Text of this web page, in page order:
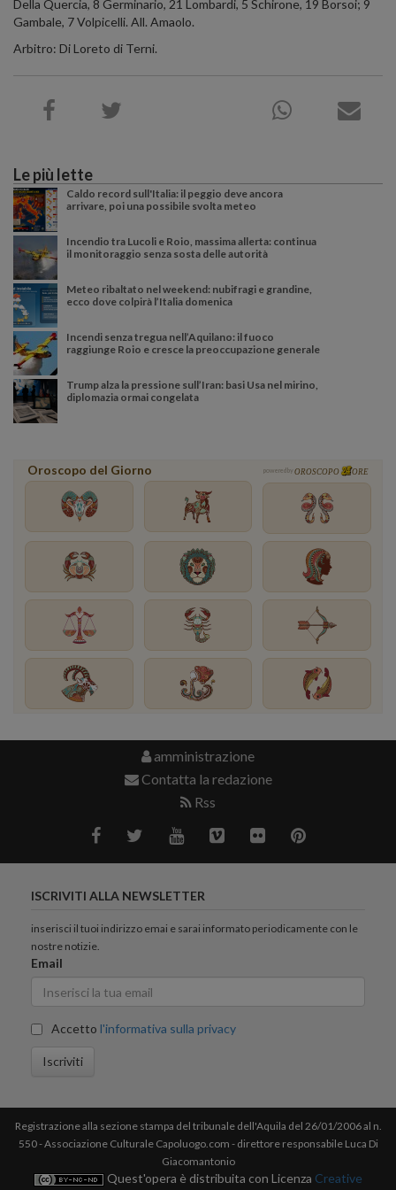
Della Quercia, 8 Germinario, 21 Lombardi, 5 Schirone, 19 Borsoi; 9
Gambale, 7 Volpicelli. All. Amaolo.
Arbitro: Di Loreto di Terni.
Le più lette
Caldo record sull'Italia: il peggio deve ancora
arrivare, poi una possibile svolta meteo
Incendio tra Lucoli e Roio, massima allerta: continua
il monitoraggio senza sosta delle autorità
Meteo ribaltato nel weekend: nubifragi e grandine,
ecco dove colpirà l’Italia domenica
Incendi senza tregua nell’Aquilano: il fuoco
raggiunge Roio e cresce la preoccupazione generale
Trump alza la pressione sull’Iran: basi Usa nel mirino,
diplomazia ormai congelata
Oroscopo del Giorno powered by OROSCOPO ORE
amministrazione
Contatta la redazione
Rss
ISCRIVITI ALLA NEWSLETTER
inserisci il tuoi indirizzo emai e sarai informato periodicamente con le
nostre notizie.
Email
Accetto l'informativa sulla privacy
Iscriviti
Registrazione alla sezione stampa del tribunale dell'Aquila del 26/01/2006 al n.
550 - Associazione Culturale Capoluogo.com - direttore responsabile Luca Di
Giacomantonio
Quest'opera è distribuita con Licenza Creative